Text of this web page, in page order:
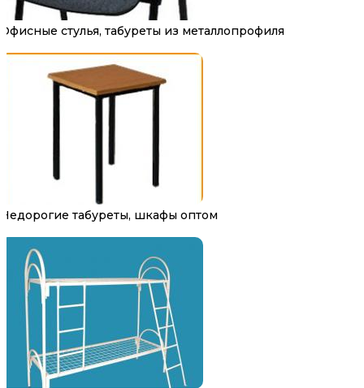
Офисные стулья, табуреты из металлопрофиля
Недорогие табуреты, шкафы оптом